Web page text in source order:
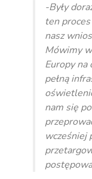
-Były
ten
nasz
Mówimy
Europy na
pełną
nam się
wcześniej